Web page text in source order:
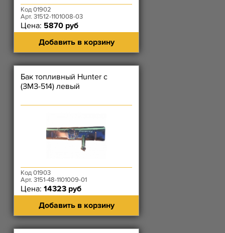
Код 01902
Арт. 31512-1101008-03
Цена: 5870 руб
Добавить в корзину
Бак топливный Hunter с
(ЗМЗ-514) левый
Код 01903
Арт. 3151-48-1101009-01
Цена: 14323 руб
Добавить в корзину